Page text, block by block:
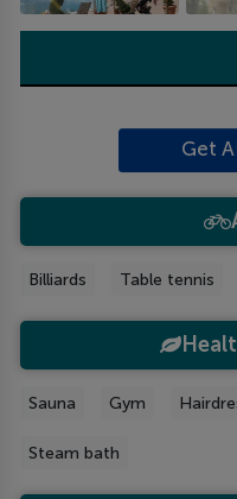
Get
Billiards Table tennis
Sauna Gym
Steam bath